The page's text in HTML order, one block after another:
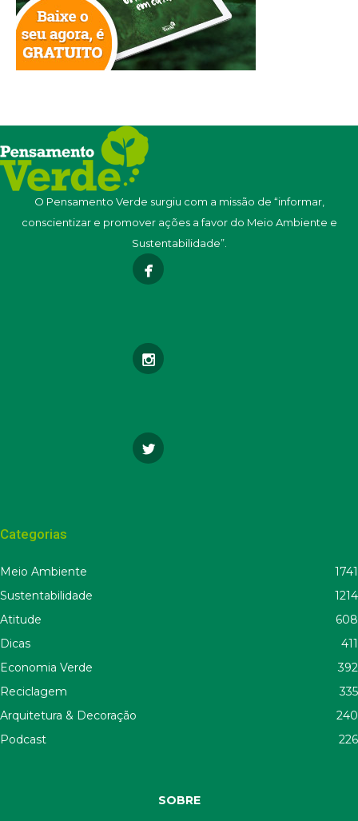
O Pensamento Verde surgiu com a missão de “informar,
conscientizar e promover ações a favor do Meio Ambiente e
Sustentabilidade”.
Categorias
Meio Ambiente
1741
Sustentabilidade
1214
Atitude
608
Dicas
411
Economia Verde
392
Reciclagem
335
Arquitetura & Decoração
240
Podcast
226
SOBRE